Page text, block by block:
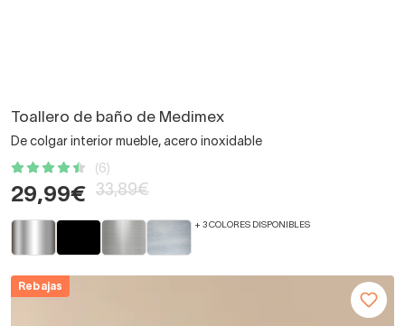
Toallero de baño de Medimex
De colgar interior mueble, acero inoxidable
(6)
29,99€ 33,89€
+ 3 COLORES DISPONIBLES
Rebajas